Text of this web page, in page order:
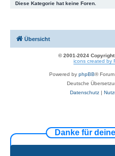
Diese Kategorie hat keine Foren.
Übersicht
© 2001-2024
icons created by
Powered by phpBB®
Deutsche
Datenschutz|
Danke für